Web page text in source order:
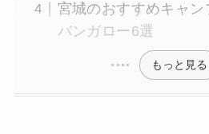
宮城のおすすめキャン
バンガロー6選
もっと見る